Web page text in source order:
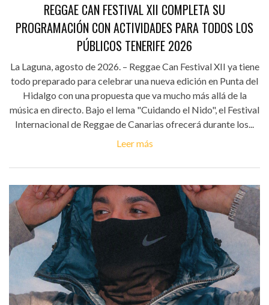
REGGAE CAN FESTIVAL XII COMPLETA SU
PROGRAMACIÓN CON ACTIVIDADES PARA TODOS LOS
PÚBLICOS TENERIFE 2026
La Laguna, agosto de 2026. – Reggae Can Festival XII ya tiene
todo preparado para celebrar una nueva edición en Punta del
Hidalgo con una propuesta que va mucho más allá de la
música en directo. Bajo el lema "Cuidando el Nido", el Festival
Internacional de Reggae de Canarias ofrecerá durante los...
Leer más